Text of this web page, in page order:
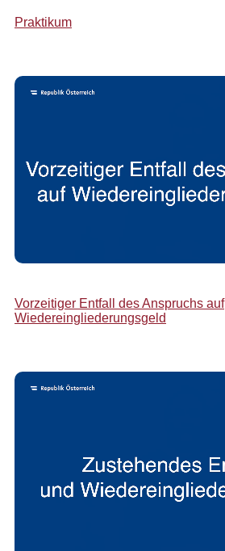
Praktikum
Vorzeitiger Entfall des Anspruchs auf
Wiedereingliederungsgeld